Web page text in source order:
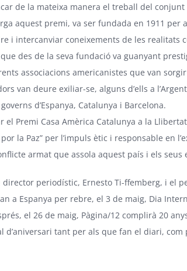
de la mateixa manera el treball del
aquest premi, va ser fundada en 1911 per
i intercanviar coneixements de les
que des de la seva fundació va guanyant
associacions americanistes que van
van deure exiliar-se, alguns d’ells a
d’Espanya, Catalunya i Barcelona.
el Premi Casa Amèrica Catalunya a la
la Paz” per l’impuls ètic i responsable en
armat que assola aquest país i els seus
periodístic, Ernesto Ti-ffemberg, i el
a Espanya per rebre, el 3 de maig, Dia
el 26 de maig, Pàgina/12 complirà 20
d’aniversari tant per als que fan el diari,